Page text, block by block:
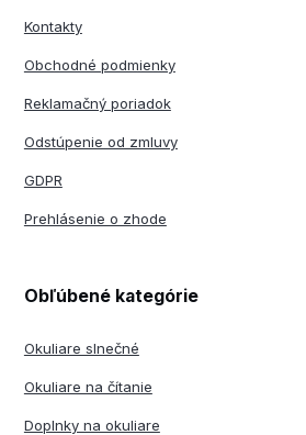
Kontakty
Obchodné podmienky
Reklamačný poriadok
Odstúpenie od zmluvy
GDPR
Prehlásenie o zhode
Obľúbené kategórie
Okuliare slnečné
Okuliare na čítanie
Doplnky na okuliare